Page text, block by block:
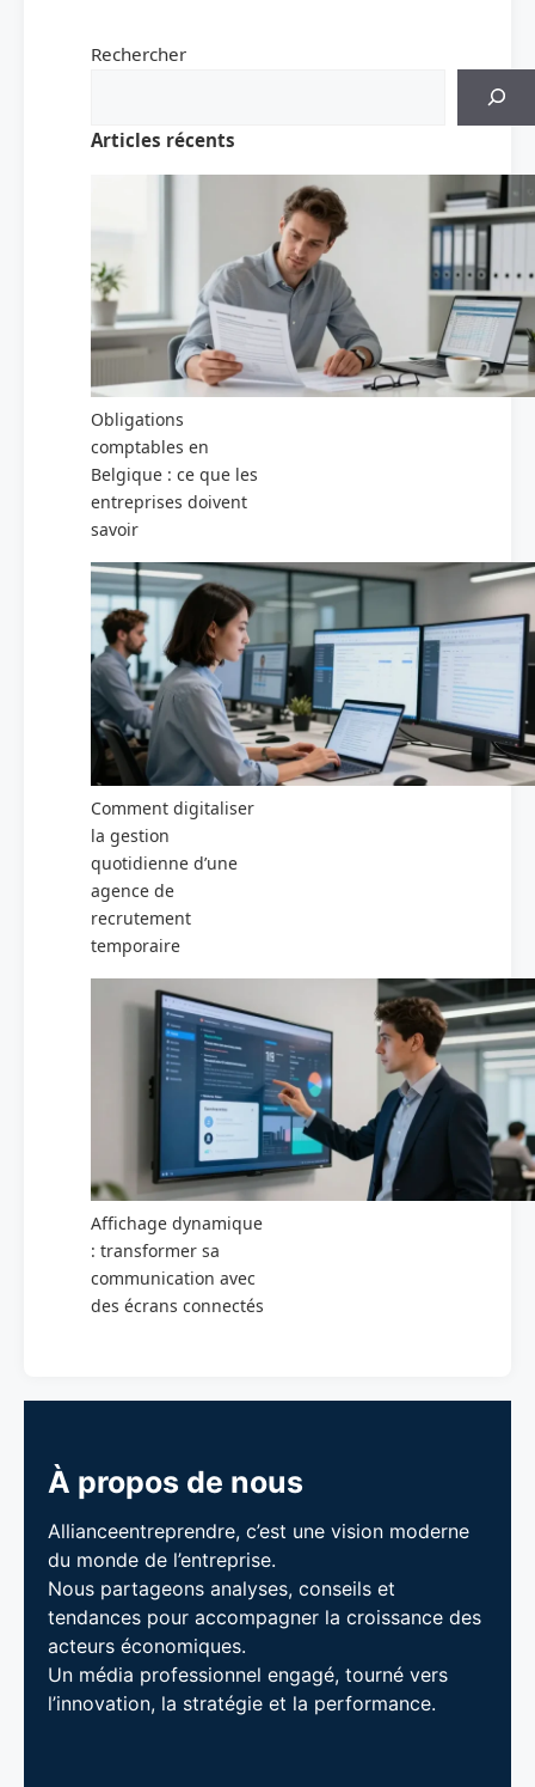
Rechercher
Articles récents
Obligations
comptables en
Belgique : ce que les
entreprises doivent
savoir
Comment digitaliser
la gestion
quotidienne d’une
agence de
recrutement
temporaire
Affichage dynamique
: transformer sa
communication avec
des écrans connectés
À propos de nous
Allianceentreprendre, c’est une vision moderne
du monde de l’entreprise.
Nous partageons analyses, conseils et
tendances pour accompagner la croissance des
acteurs économiques.
Un média professionnel engagé, tourné vers
l’innovation, la stratégie et la performance.